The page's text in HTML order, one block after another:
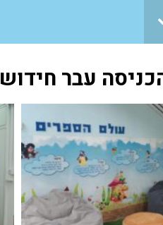
עבר חידוש